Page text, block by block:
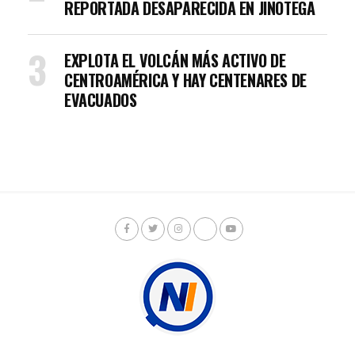
REPORTADA DESAPARECIDA EN JINOTEGA
EXPLOTA EL VOLCÁN MÁS ACTIVO DE
CENTROAMÉRICA Y HAY CENTENARES DE
EVACUADOS